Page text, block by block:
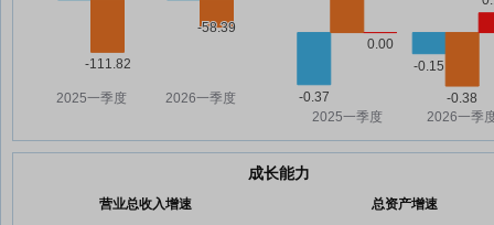
成长能力
营业总收入增速 总资产增速